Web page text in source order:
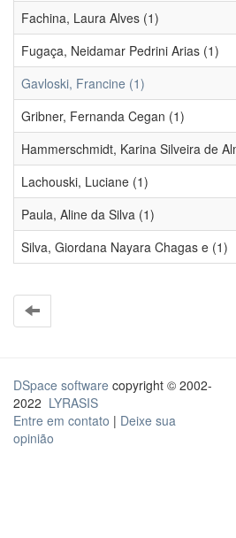
Fachina, Laura Alves (1)
Fugaça, Neidamar Pedrini Arias (1)
Gavloski, Francine (1)
Gribner, Fernanda Cegan (1)
Hammerschmidt, Karina Silveira de
Lachouski, Luciane (1)
Paula, Aline da Silva (1)
Silva, Giordana Nayara Chagas e (1)
DSpace software copyright © 2002-
2022 LYRASIS
Entre em contato | Deixe sua
opinião